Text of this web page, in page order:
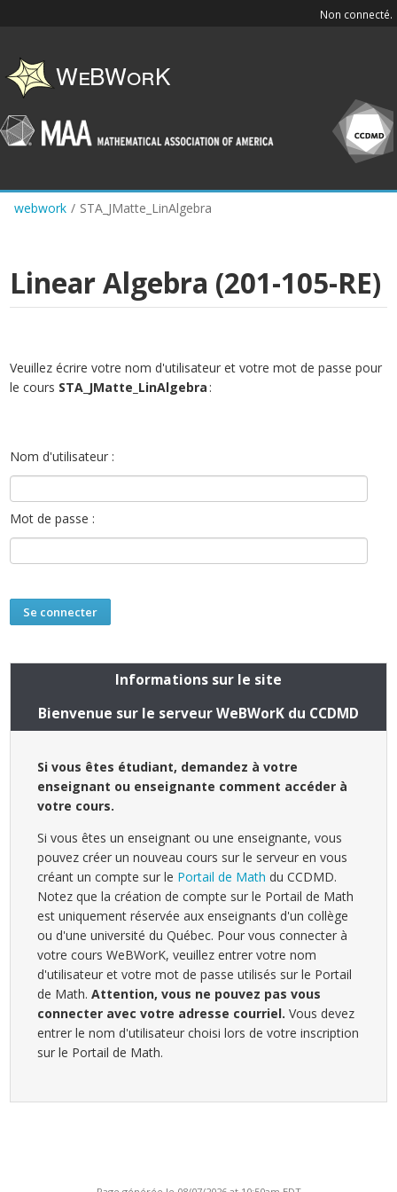
content
Non connecté.
webwork / STA_JMatte_LinAlgebra
Linear Algebra (201-105-RE)
Veuillez écrire votre nom d'utilisateur et votre mot de passe pour
le cours STA_JMatte_LinAlgebra :
Nom d'utilisateur :
Mot de passe :
Informations sur le site
Bienvenue sur le serveur WeBWorK du CCDMD
Si vous êtes étudiant, demandez à votre
enseignant ou enseignante comment accéder à
votre cours.
Si vous êtes un enseignant ou une enseignante, vous
pouvez créer un nouveau cours sur le serveur en vous
créant un compte sur le Portail de Math du CCDMD.
Notez que la création de compte sur le Portail de Math
est uniquement réservée aux enseignants d'un collège
ou d'une université du Québec. Pour vous connecter à
votre cours WeBWorK, veuillez entrer votre nom
d'utilisateur et votre mot de passe utilisés sur le Portail
de Math.Attention, vous ne pouvez pas vous
connecter avec votre adresse courriel. Vous devez
entrer le nom d'utilisateur choisi lors de votre inscription
sur le Portail de Math.